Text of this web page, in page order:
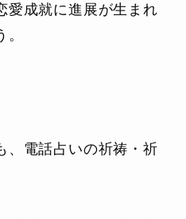
愛成就に進展が生まれ
、電話占いの祈祷・祈